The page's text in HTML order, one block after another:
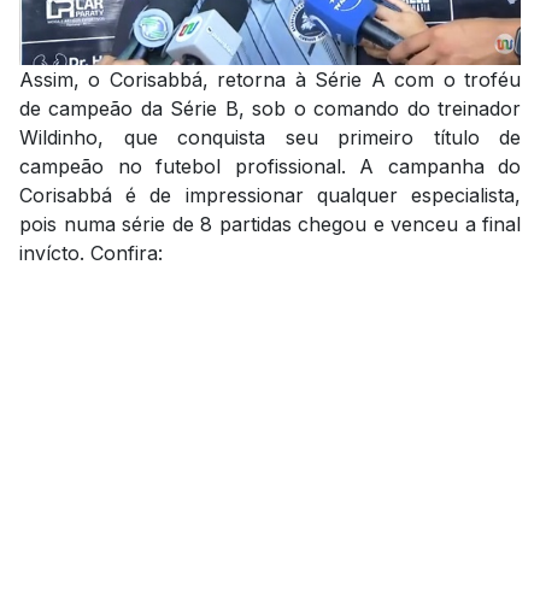
Assim, o Corisabbá, retorna à Série A com o troféu
de campeão da Série B, sob o comando do treinador
Wildinho, que conquista seu primeiro título de
campeão no futebol profissional. A campanha do
Corisabbá é de impressionar qualquer especialista,
pois numa série de 8 partidas chegou e venceu a final
invícto. Confira: